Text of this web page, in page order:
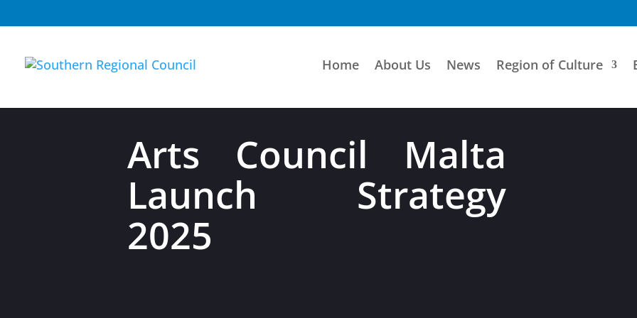
Home About Us News Region of Culture
Arts Council Malta
Launch Strategy
2025